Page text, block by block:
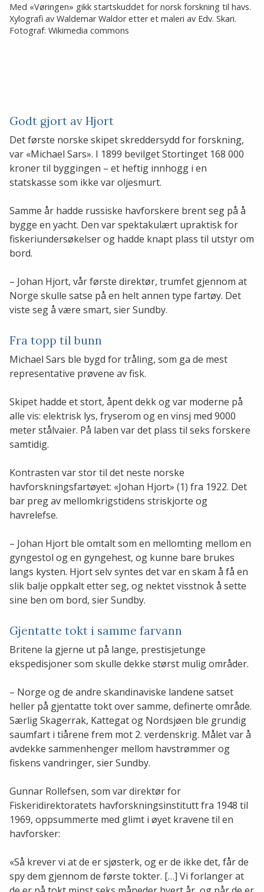
Med «Vøringen» gikk startskuddet for norsk forskning til havs.
Xylografi av Waldemar Waldor etter et maleri av Edv. Skari.
Fotograf: Wikimedia commons
Godt gjort av Hjort
Det første norske skipet skreddersydd for forskning,
var «Michael Sars». I 1899 bevilget Stortinget 168 000
kroner til byggingen – et heftig innhogg i en
statskasse som ikke var oljesmurt.
Samme år hadde russiske havforskere brent seg på å
bygge en yacht. Den var spektakulært upraktisk for
fiskeriundersøkelser og hadde knapt plass til utstyr om
bord.
– Johan Hjort, vår første direktør, trumfet gjennom at
Norge skulle satse på en helt annen type fartøy. Det
viste seg å være smart, sier Sundby.
Fra topp til bunn
Michael Sars ble bygd for tråling, som ga de mest
representative prøvene av fisk.
Skipet hadde et stort, åpent dekk og var moderne på
alle vis: elektrisk lys, fryserom og en vinsj med 9000
meter stålvaier. På laben var det plass til seks forskere
samtidig.
Kontrasten var stor til det neste norske
havforskningsfartøyet: «Johan Hjort» (1) fra 1922. Det
bar preg av mellomkrigstidens striskjorte og
havrelefse.
– Johan Hjort ble omtalt som en mellomting mellom en
gyngestol og en gyngehest, og kunne bare brukes
langs kysten. Hjort selv syntes det var en skam å få en
slik balje oppkalt etter seg, og nektet visstnok å sette
sine ben om bord, sier Sundby.
Gjentatte tokt i samme farvann
Britene la gjerne ut på lange, prestisjetunge
ekspedisjoner som skulle dekke størst mulig områder.
– Norge og de andre skandinaviske landene satset
heller på gjentatte tokt over samme, definerte område.
Særlig Skagerrak, Kattegat og Nordsjøen ble grundig
saumfart i tiårene frem mot 2. verdenskrig. Målet var å
avdekke sammenhenger mellom havstrømmer og
fiskens vandringer, sier Sundby.
Gunnar Rollefsen, som var direktør for
Fiskeridirektoratets havforskningsinstitutt fra 1948 til
1969, oppsummerte med glimt i øyet kravene til en
havforsker:
«Så krever vi at de er sjøsterk, og er de ikke det, får de
spy dem gjennom de første tokter. […] Vi forlanger at